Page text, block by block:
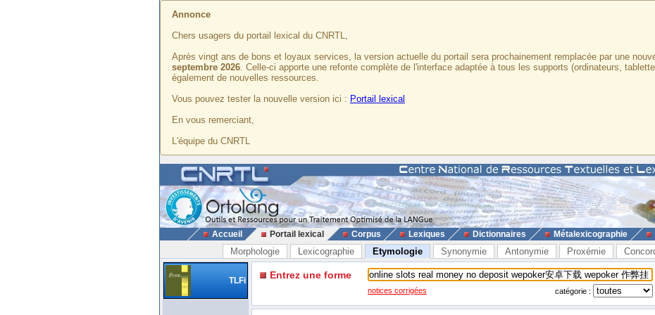
Annonce
Chers usagers du portail lexical du CNRTL,
Après vingt ans de bons et loyaux services, la version actuelle du portail sera prochainement remplacée par une
septembre 2026. Celle-ci apporte une refonte complète de l'interface adaptée à tous les supports (ordinateurs,
également de nouvelles ressources.
Vous pouvez tester la nouvelle version ici : Portail lexical
En vous remerciant,
L'équipe du CNRTL
Accueil Portail lexical Corpus Lexiques Dictionnaires Métalexicographie
Morphologie Lexicographie Etymologie Synonymie Antonymie Proxémie
TLFi Entrez une forme
notices corrigées catégorie :